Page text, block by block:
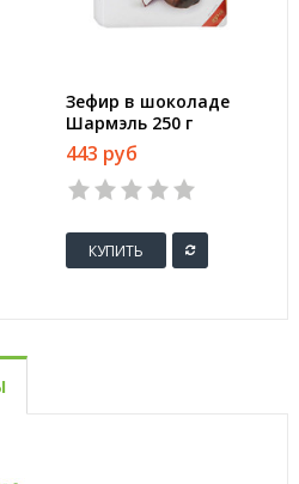
Зефир в шоколаде
Шармэль 250 г
443 руб
КУПИТЬ